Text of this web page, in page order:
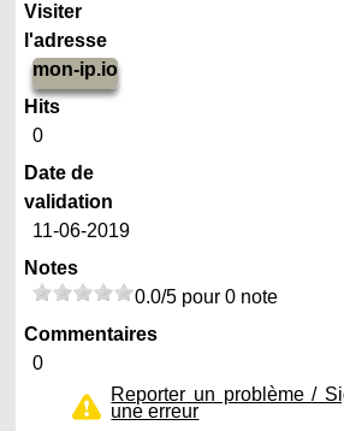
Visiter
l'adresse
mon-ip.io
Hits
0
Date de
validation
11-06-2019
Notes
0.0/5 pour 0 note
Commentaires
0
Reporter un problème /
une erreur